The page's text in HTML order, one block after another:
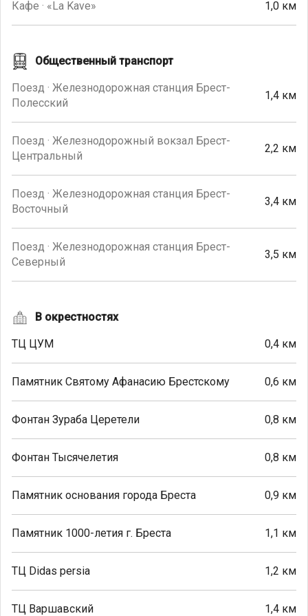
Кафе · «La Kave» 1,0 км
Общественный транспорт
Поезд · Железнодорожная станция Брест-
Полесский
1,4 км
Поезд · Железнодорожный вокзал Брест-
Центральный
2,2 км
Поезд · Железнодорожная станция Брест-
Восточный
3,4 км
Поезд · Железнодорожная станция Брест-
Северный
3,5 км
В окрестностях
ТЦ ЦУМ 0,4 км
Памятник Святому Афанасию Брестскому 0,6 км
Фонтан Зураба Церетели 0,8 км
Фонтан Тысячелетия 0,8 км
Памятник основания города Бреста 0,9 км
Памятник 1000-летия г. Бреста 1,1 км
ТЦ Didas persia 1,2 км
ТЦ Варшавский 1,4 км